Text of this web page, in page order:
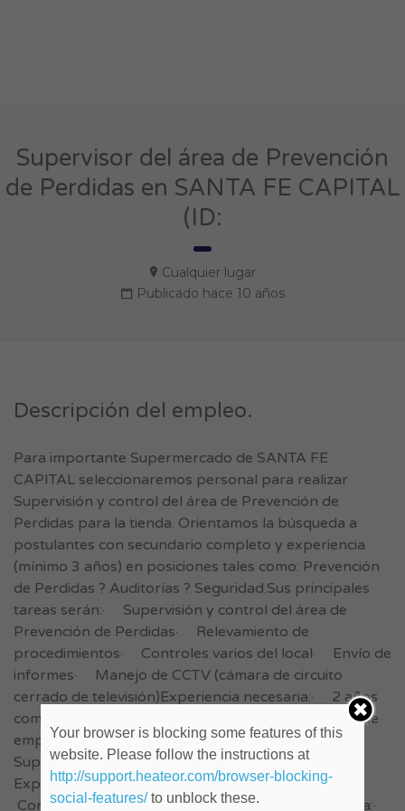
Supervisor del área de Prevención
de Perdidas en SANTA FE CAPITAL
(ID:
Cualquier lugar
Publicado hace 10 años
Descripción del empleo.
Para importante Supermercado de SANTA FE
CAPITAL seleccionaremos personal para realizar
Supervisión y control del área de Prevención de
Perdidas para la tienda. Orientamos la búsqueda a
postulantes con secundario completo y experiencia
(mínimo 3 años) en posiciones tales como: Prevención
de Perdidas ? Auditorías ? Seguridad.Sus principales
tareas serán:· Supervisión y control del área de
Prevención de Perdidas· Relevamiento de
procedimientos· Controles varios del local· Envío de
informes· Manejo de CCTV (cámara de circuito
cerrado de televisión)Experiencia necesaria:· 2 años
como Coordinador, encargado o jefe de seguridad de
empresas de Retail, Consumo Masivo o
Supermercados· Formación en el área (FFAA).·
Experiencia en manejo de equipos de trabajo.·
Condiciones de contratación directa por la empresa:·
Your browser is blocking some features of this
website. Please follow the instructions at
http://support.heateor.com/browser-blocking-
social-features/to unblock these.